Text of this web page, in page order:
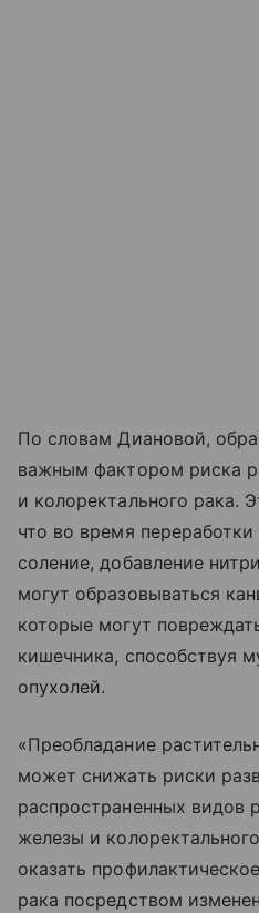
По словам Диановой,
важным фактором риска
и колоректального рака.
что во время
соление, добавление
могут образовываться
которые могут
кишечника, способствуя
опухолей.
«Преобладание
может снижать риски
распространенных видов
железы и
оказать
рака посредством